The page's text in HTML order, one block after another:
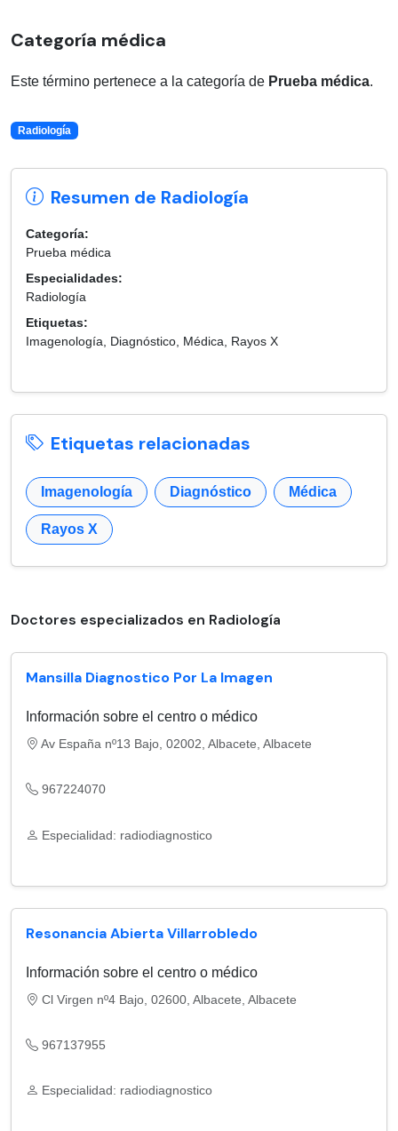
Categoría médica
Este término pertenece a la categoría de Prueba médica.
Radiología
Resumen de Radiología
Categoría:
Prueba médica
Especialidades:
Radiología
Etiquetas:
Imagenología, Diagnóstico, Médica, Rayos X
Etiquetas relacionadas
Imagenología Diagnóstico Médica
Rayos X
Doctores especializados en Radiología
Mansilla Diagnostico Por La Imagen
Información sobre el centro o médico
Av España nº13 Bajo, 02002, Albacete, Albacete
967224070
Especialidad: radiodiagnostico
Resonancia Abierta Villarrobledo
Información sobre el centro o médico
Cl Virgen nº4 Bajo, 02600, Albacete, Albacete
967137955
Especialidad: radiodiagnostico